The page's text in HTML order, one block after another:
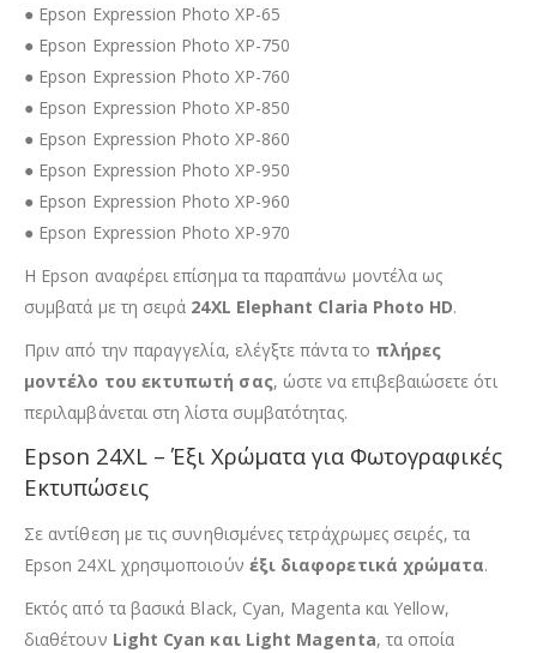
● Epson Expression Photo XP-65
● Epson Expression Photo XP-750
● Epson Expression Photo XP-760
● Epson Expression Photo XP-850
● Epson Expression Photo XP-860
● Epson Expression Photo XP-950
● Epson Expression Photo XP-960
● Epson Expression Photo XP-970
Η Epson αναφέρει επίσημα τα παραπάνω μοντέλα ως
συμβατά με τη σειρά 24XL Elephant Claria Photo HD.
Πριν από την παραγγελία, ελέγξτε πάντα το πλήρες
μοντέλο του εκτυπωτή σας, ώστε να επιβεβαιώσετε ότι
περιλαμβάνεται στη λίστα συμβατότητας.
Epson 24XL – Έξι Χρώματα για Φωτογραφικές
Εκτυπώσεις
Σε αντίθεση με τις συνηθισμένες τετράχρωμες σειρές, τα
Epson 24XL χρησιμοποιούν έξι διαφορετικά χρώματα.
Εκτός από τα βασικά Black, Cyan, Magenta και Yellow,
διαθέτουν Light Cyan και Light Magenta, τα οποία